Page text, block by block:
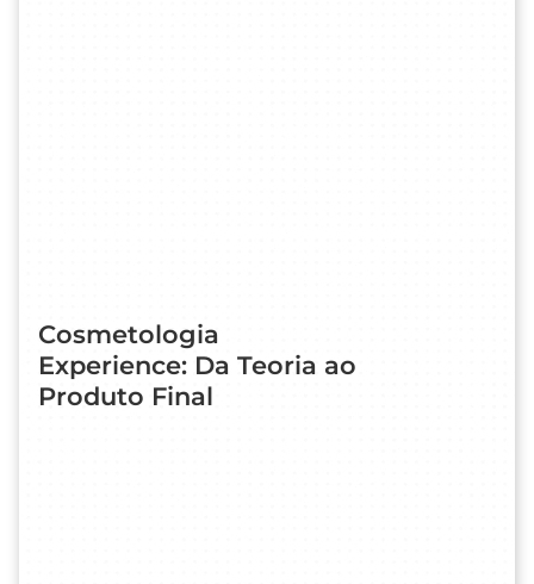
Cosmetologia
Experience: Da Teoria ao
Produto Final